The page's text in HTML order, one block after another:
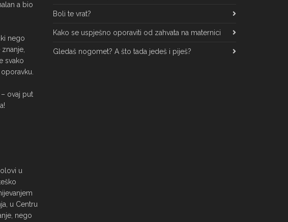
a bio
nego
svako
ovaj put
u
u Centru
nego
Boli te vrat?
Kako se uspješno oporaviti od zahvata na maternici
Gledaš nogomet? A što tada jedeš i piješ?